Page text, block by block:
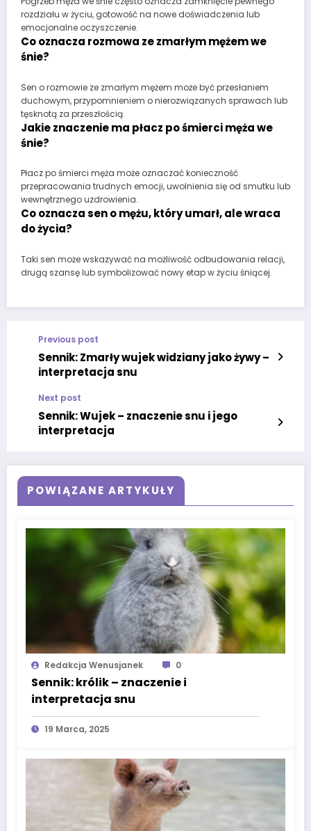
rozdziału w życiu, gotowość na nowe doświadczenia lub
emocjonalne oczyszczenie.
Co oznacza rozmowa ze zmarłym mężem we
śnie?
Sen o rozmowie ze zmarłym mężem może być przesłaniem
duchowym, przypomnieniem o nierozwiązanych sprawach lub
tęsknotą za przeszłością.
Jakie znaczenie ma płacz po śmierci męża we
śnie?
Płacz po śmierci męża może oznaczać konieczność
przepracowania trudnych emocji, uwolnienia się od smutku lub
wewnętrznego uzdrowienia.
Co oznacza sen o mężu, który umarł, ale wraca
do życia?
Taki sen może wskazywać na możliwość odbudowania relacji,
drugą szansę lub symbolizować nowy etap w życiu śniącej.
Previous post
Sennik: Zmarły wujek widziany jako żywy –
interpretacja snu
Next post
Sennik: Wujek – znaczenie snu i jego
interpretacja
POWIĄZANE ARTYKUŁY
Redakcja Wenusjanek 0
Sennik: królik – znaczenie i
interpretacja snu
19 Marca, 2025